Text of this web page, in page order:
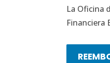
La Oficina
Financiera